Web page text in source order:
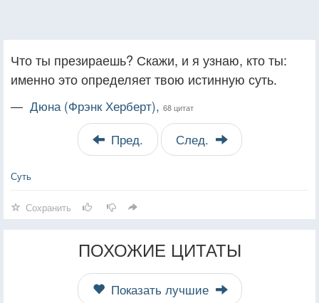
Что ты презираешь? Скажи, и я узнаю, кто ты:
именно это определяет твою истинную суть.
— Дюна (Фрэнк Херберт), 68 цитат
Пред. След.
Суть
Сохранить
ПОХОЖИЕ ЦИТАТЫ
Показать лучшие